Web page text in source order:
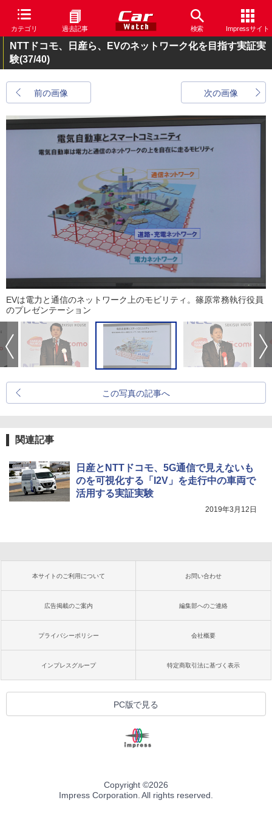
カテゴリ 過去記事 検索 Impressサイト
NTTドコモ、日産ら、EVのネットワーク化を目指す実証実
験(37/40)
前の画像 次の画像
EVは電力と通信のネットワーク上のモビリティ。篠原常務執行役員
のプレゼンテーション
この写真の記事へ
関連記事
日産とNTTドコモ、5G通信で見えないも
のを可視化する「I2V」を走行中の車両で
活用する実証実験
2019年3月12日
本サイトのご利用について お問い合わせ
広告掲載のご案内 編集部へのご連絡
プライバシーポリシー 会社概要
インプレスグループ 特定商取引法に基づく表示
PC版で見る
Copyright ©2026
Impress Corporation. All rights reserved.